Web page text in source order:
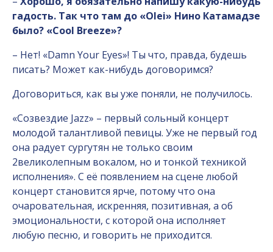
гадость. Так что там до «Olei» Нино Катамадзе
было? «Cool Breeze»?
– Нет! «Damn Your Eyes»! Ты что, правда, будешь
писать? Может как-нибудь договоримся?
Договориться, как вы уже поняли, не получилось.
«Созвездие Jazz» – первый сольный концерт
молодой талантливой певицы. Уже не первый год
она радует сургутян не только своим
2великолепным вокалом, но и тонкой техникой
исполнения». С её появлением на сцене любой
концерт становится ярче, потому что она
очаровательная, искренняя, позитивная, а об
эмоциональности, с которой она исполняет
любую песню, и говорить не приходится.